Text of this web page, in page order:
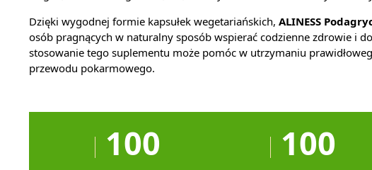
Dzięki wygodnej formie kapsułek wegetariańskich, ALINESS
osób pragnących w naturalny sposób wspierać codzienne zdrowie i
stosowanie tego suplementu może pomóc w utrzymaniu
przewodu pokarmowego.
100 100